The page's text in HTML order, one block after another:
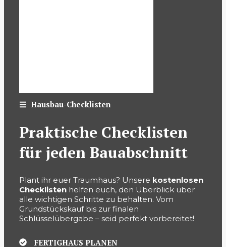
Hausbau-Checklisten
Praktische Checklisten
für jeden Bauabschnitt
Plant ihr euer Traumhaus? Unsere kostenlosen
Checklisten helfen euch, den Überblick über
alle wichtigen Schritte zu behalten. Vom
Grundstückskauf bis zur finalen
Schlüsselübergabe – seid perfekt vorbereitet!
FERTIGHAUS PLANEN